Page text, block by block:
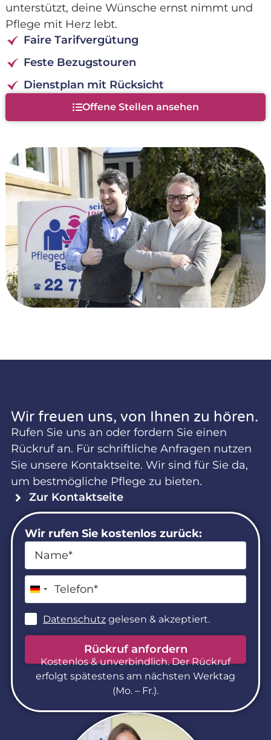
unterstützt, deine Wünsche ernst nimmt und
Pflege mit Herz lebt.
Faire Tarifvergütung
Feste Bezugstouren
Dienstplan mit Rücksicht
Offene Stellen ansehen
Wir freuen uns, von Ihnen zu hören.
Rufen Sie uns an oder fordern Sie einen
Rückruf an. Für schriftliche Anfragen nutzen
Sie unsere Kontaktseite. Wir sind für Sie da,
um bestmögliche Pflege zu bieten.
Zur Kontaktseite
Wir rufen Sie kostenlos zurück:
Germany +49
Datenschutzgelesen & akzeptiert.
Rückruf anfordern
Kostenlos & unverbindlich. Der Rück­ruf
erfolgt spätestens am nächsten Werktag
(Mo. – Fr.).